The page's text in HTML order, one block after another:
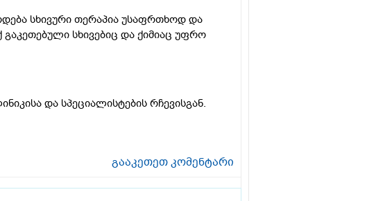
სხივური თერაპია უსაფრთხოდ და
სხივებიც და ქიმიაც უფრო
და სპეციალისტების რჩევისგან.
გააკეთეთ კომენტარი